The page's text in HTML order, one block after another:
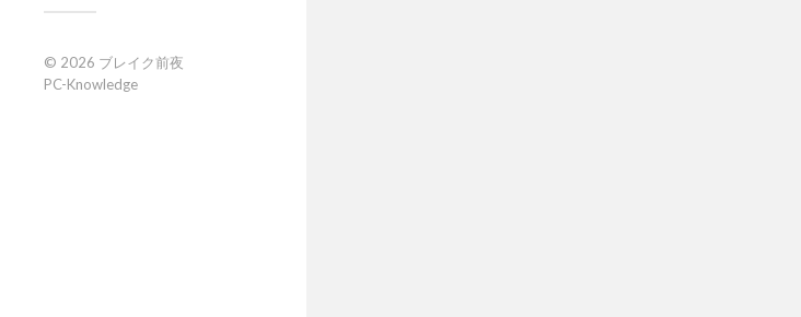
© 2026 ブレイク前夜
PC-Knowledge